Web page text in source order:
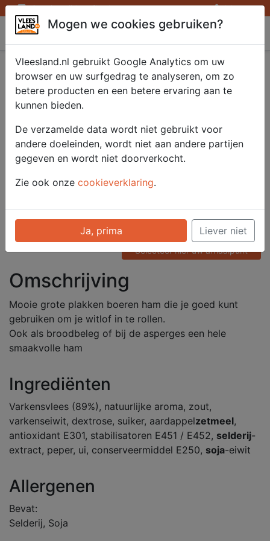
Openingstijden afhaalpunten Inloggen
Vleesland
Boerenham
gesneden 500 gr.
Artikelnummer
52204
Categorie
Voor onze prijzen moet u
ingelogd zijn.
Selecteer hier uw afhaalpunt
Omschrijving
Mooie grote plakken boeren ham die je goed kunt
gebruiken om je witlof in te rollen.
Ook als broodbeleg of bij de asperges een hele
smaakvolle ham
Ingrediënten
Varkensvlees (89%), natuurlijke aroma, zout,
varkenseiwit, dextrose, suiker, aardappelzetmeel,
antioxidant E301, stabilisatoren E451 / E452, selderij-
extract, peper, ui, conserveermiddel E250, soja-eiwit
Allergenen
Bevat:
Selderij, Soja
Mogen we cookies gebruiken?
Vleesland.nl gebruikt Google Analytics om uw
browser en uw surfgedrag te analyseren, om zo
betere producten en een betere ervaring aan te
kunnen bieden.
De verzamelde data wordt niet gebruikt voor
andere doeleinden, wordt niet aan andere partijen
gegeven en wordt niet doorverkocht.
Zie ook onze cookieverklaring.
Ja, prima Liever niet